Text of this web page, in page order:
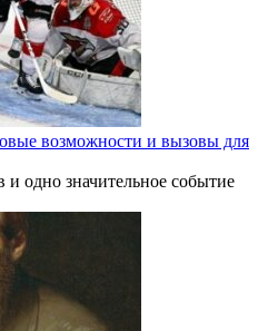
возможности и вызовы для
и одно значительное событие